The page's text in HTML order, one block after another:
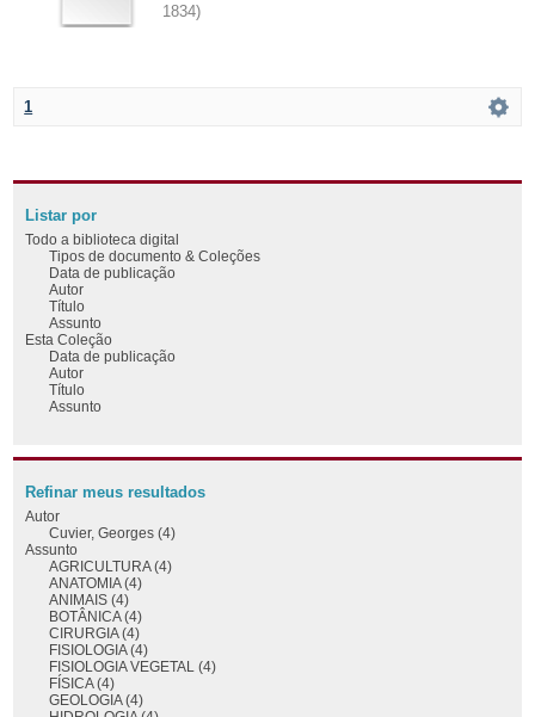
1834)
1
Listar por
Todo a biblioteca digital
Tipos de documento & Coleções
Data de publicação
Autor
Título
Assunto
Esta Coleção
Data de publicação
Autor
Título
Assunto
Refinar meus resultados
Autor
Cuvier, Georges (4)
Assunto
AGRICULTURA (4)
ANATOMIA (4)
ANIMAIS (4)
BOTÂNICA (4)
CIRURGIA (4)
FISIOLOGIA (4)
FISIOLOGIA VEGETAL (4)
FÍSICA (4)
GEOLOGIA (4)